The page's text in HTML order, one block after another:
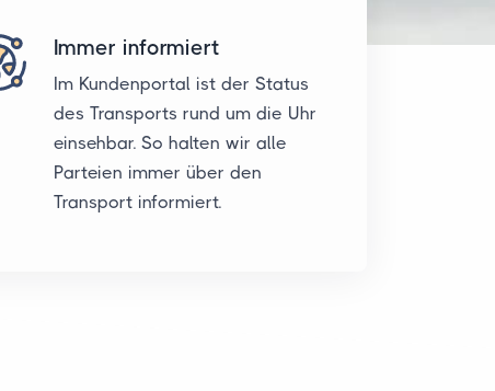
Immer informiert
Im Kundenportal ist der Status
des Transports rund um die Uhr
einsehbar. So halten wir alle
Parteien immer über den
Transport informiert.